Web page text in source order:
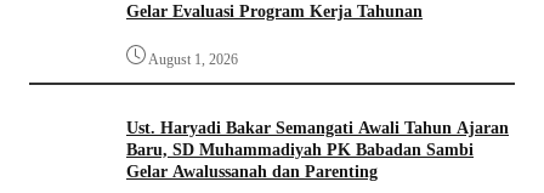
Gelar Evaluasi Program Kerja Tahunan
August 1, 2026
Ust. Haryadi Bakar Semangati Awali Tahun Ajaran
Baru, SD Muhammadiyah PK Babadan Sambi
Gelar Awalussanah dan Parenting